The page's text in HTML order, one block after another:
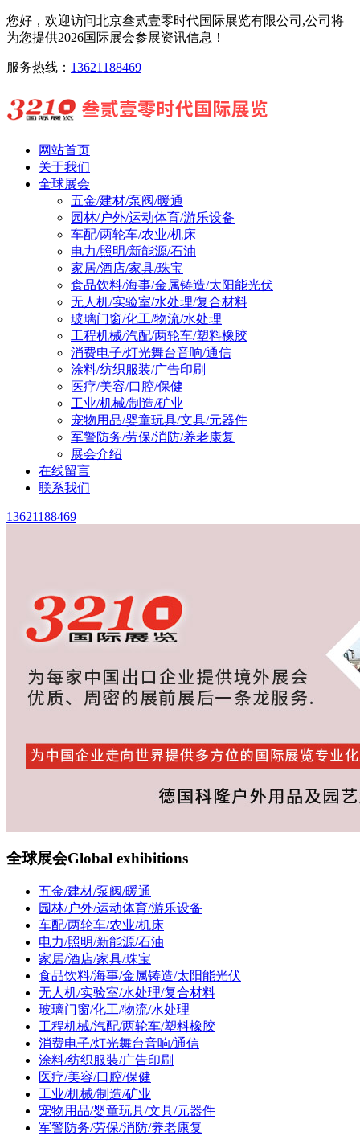
您好，欢迎访问北京叁贰壹零时代国际展览有限公司,公司将
为您提供2026国际展会参展资讯信息！
服务热线： 13621188469
网站首页
关于我们
全球展会
五金/建材/泵阀/暖通
园林/户外/运动体育/游乐设备
车配/两轮车/农业/机床
电力/照明/新能源/石油
家居/酒店/家具/珠宝
食品饮料/海事/金属铸造/太阳能光伏
无人机/实验室/水处理/复合材料
玻璃门窗/化工/物流/水处理
工程机械/汽配/两轮车/塑料橡胶
消费电子/灯光舞台音响/通信
涂料/纺织服装/广告印刷
医疗/美容/口腔/保健
工业/机械/制造/矿业
宠物用品/婴童玩具/文具/元器件
军警防务/劳保/消防/养老康复
展会介绍
在线留言
联系我们
13621188469
全球展会Global exhibitions
五金/建材/泵阀/暖通
园林/户外/运动体育/游乐设备
车配/两轮车/农业/机床
电力/照明/新能源/石油
家居/酒店/家具/珠宝
食品饮料/海事/金属铸造/太阳能光伏
无人机/实验室/水处理/复合材料
玻璃门窗/化工/物流/水处理
工程机械/汽配/两轮车/塑料橡胶
消费电子/灯光舞台音响/通信
涂料/纺织服装/广告印刷
医疗/美容/口腔/保健
工业/机械/制造/矿业
宠物用品/婴童玩具/文具/元器件
军警防务/劳保/消防/养老康复